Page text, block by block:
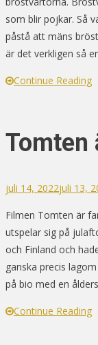
som blir pojkar. Så
påstå att mäns
är det verkligen så
Continue Reading
Tomten
juli 14, 2022juli 13,
Filmen Tomten är
utspelar sig på
och Finland och
ganska precis
på bio med en
Continue Reading